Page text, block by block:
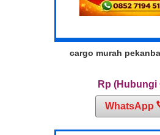
cargo murah
Rp (Hubungi
WhatsApp